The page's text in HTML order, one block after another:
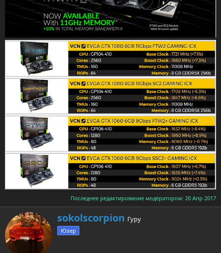
Последнее редактирование модератором: 20 Апр 2017
А
в
т
sokolscorpion Гуру
Юзер